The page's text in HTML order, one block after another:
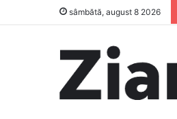
sâmbătă, august 8 2026